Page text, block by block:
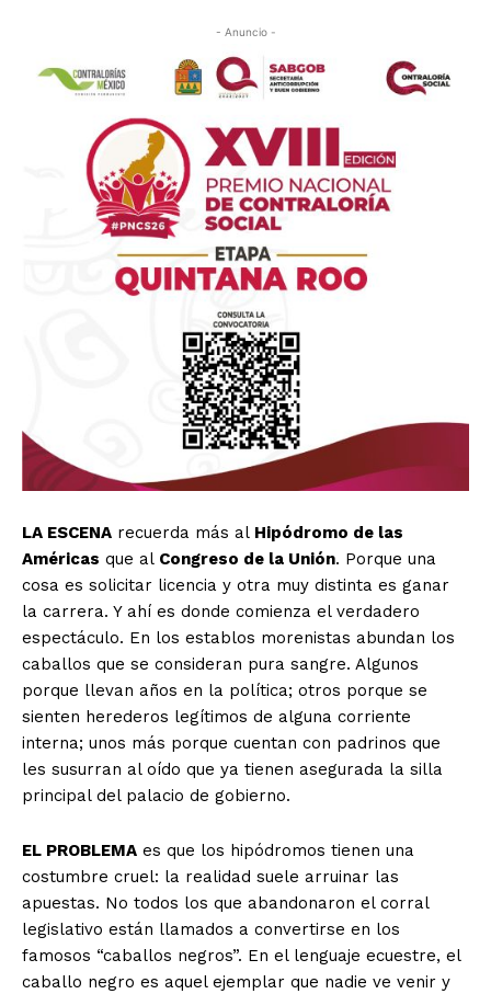
- Anuncio -
LA ESCENA recuerda más al Hipódromo de las
Américas que al Congreso de la Unión. Porque una
cosa es solicitar licencia y otra muy distinta es ganar
la carrera. Y ahí es donde comienza el verdadero
espectáculo. En los establos morenistas abundan los
caballos que se consideran pura sangre. Algunos
porque llevan años en la política; otros porque se
sienten herederos legítimos de alguna corriente
interna; unos más porque cuentan con padrinos que
les susurran al oído que ya tienen asegurada la silla
principal del palacio de gobierno.
EL PROBLEMA es que los hipódromos tienen una
costumbre cruel: la realidad suele arruinar las
apuestas. No todos los que abandonaron el corral
legislativo están llamados a convertirse en los
famosos “caballos negros”. En el lenguaje ecuestre, el
caballo negro es aquel ejemplar que nadie ve venir y